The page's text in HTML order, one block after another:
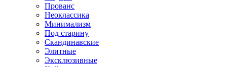
Прованс
Неоклассика
Минимализм
Под старину
Скандинавские
Элитные
Эксклюзивные